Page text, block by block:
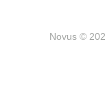
Novus ©